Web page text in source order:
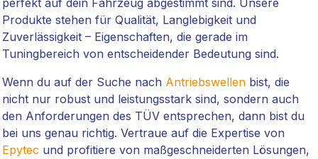
perfekt auf dein Fahrzeug abgestimmt sind. Unsere
Produkte stehen für Qualität, Langlebigkeit und
Zuverlässigkeit – Eigenschaften, die gerade im
Tuningbereich von entscheidender Bedeutung sind.
Wenn du auf der Suche nach Antriebswellenbist, die
nicht nur robust und leistungsstark sind, sondern auch
den Anforderungen des TÜV entsprechen, dann bist du
bei uns genau richtig. Vertraue auf die Expertise von
Epytec und profitiere von maßgeschneiderten Lösungen,